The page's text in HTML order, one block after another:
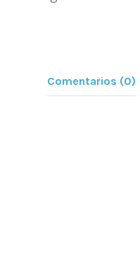
Comentarios (0)